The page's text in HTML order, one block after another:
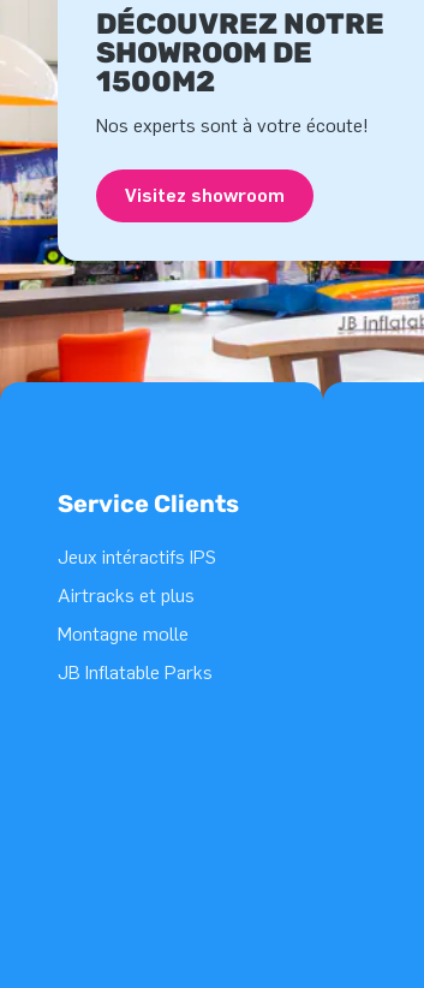
DÉCOUVREZ NOTRE
SHOWROOM DE
1500M2
Nos experts sont à votre écoute!
Visitez showroom
Service Clients
Jeux intéractifs IPS
Airtracks et plus
Montagne molle
JB Inflatable Parks